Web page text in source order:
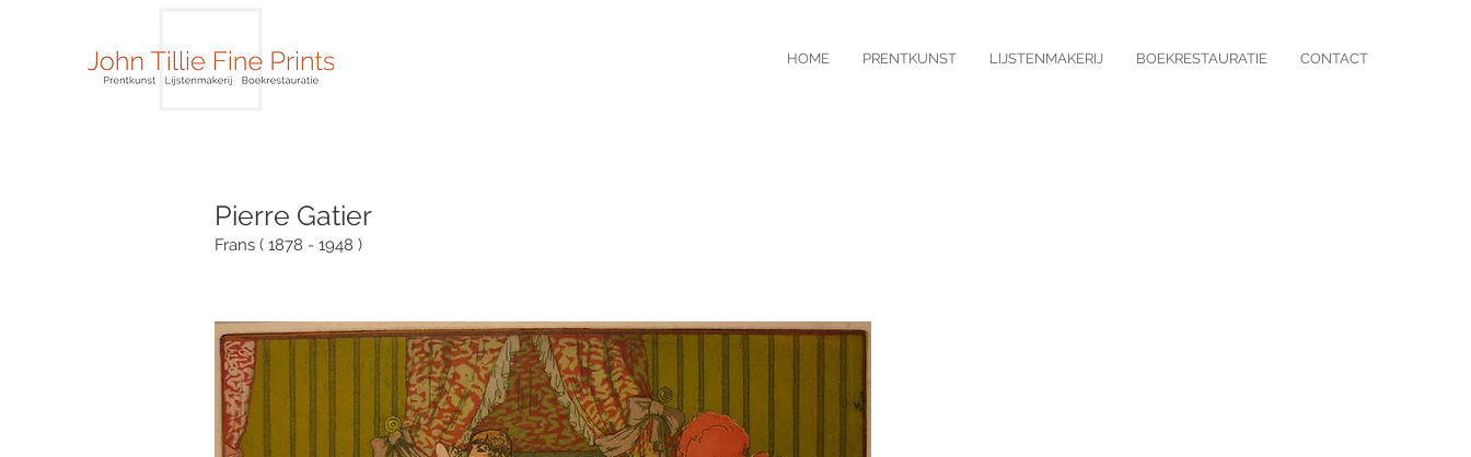
HOME PRENTKUNST LIJSTENMAKERIJ BOEKRESTAURATIE CONTACT
Pierre Gatier
Frans ( 1878 - 1948 )